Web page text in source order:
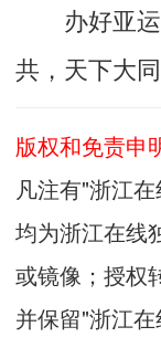
办好亚运
共，天下大
版权和免责申
凡注有"浙江
均为浙江在线
或镜像；授权
并保留"浙江在